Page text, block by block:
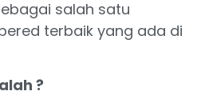
salah satu
terbaik yang ada di
?